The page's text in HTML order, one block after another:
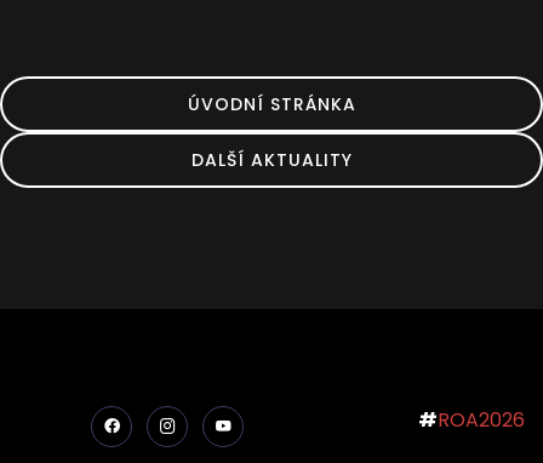
ÚVODNÍ STRÁNKA
DALŠÍ AKTUALITY
#ROA2026